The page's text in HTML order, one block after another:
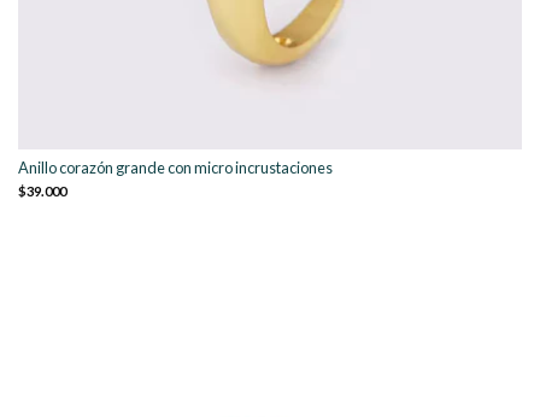
Anillo corazón grande con micro incrustaciones
$39.000